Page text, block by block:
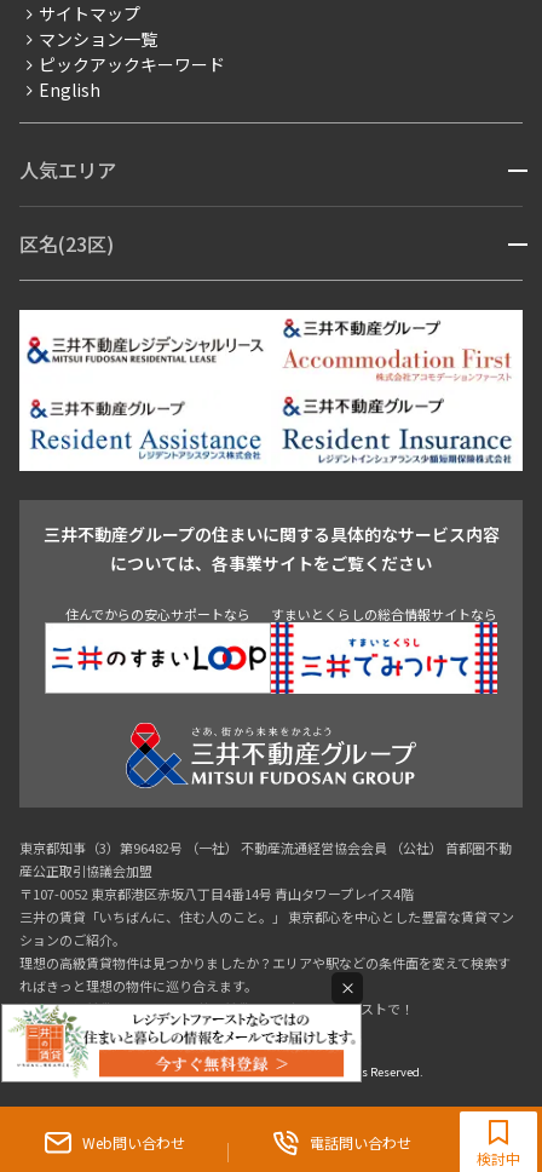
Web問い合わせ 電話問い合わせ
0120-321-719
9:30~18:00（水曜定休）
検討中
賃料改定
フリーレント
ペット可
ブランドマンション
サイトマップ
マンション一覧
ピックアックキーワード
English
人気エリア 開閉
青山・表参道・原宿
市ヶ谷・神楽坂・飯田橋
三田・芝・浜松町
芝浦・汐留・品川
月島・勝どき・豊洲
本郷・春日・小石川
目白・高田馬場・早稲田
池尻大橋・三軒茶屋
祐天寺・学芸大学・自由が丘
駒沢・用賀・二子玉川
成城・砧
池袋・板橋・王子
青山 渋谷 東京・大手町 新宿 品川
目黒・中目黒
区名(23区) 開閉
江東区 台東区 墨田区
中野区
豊島区
杉並区 板橋区 練馬区 荒川区
足立区
葛飾区
江戸川区
三井不動産グループの住まいに関する具体的なサービス内容
については、各事業サイトをご覧ください
住んでからの安心サポートなら すまいとくらしの総合情報サイトなら
東京都知事（3）第96482号 （一社） 不動産流通経営協会会員 （公社） 首都圏不動
産公正取引協議会加盟
〒107-0052 東京都港区赤坂八丁目4番14号 青山タワープレイス4階
三井の賃貸「いちばんに、住む人のこと。」 東京都心を中心とした豊富な賃貸マン
ションのご紹介。
理想の高級賃貸物件は見つかりましたか？エリアや駅などの条件面を変えて検索す
ればきっと理想の物件に巡り合えます。
都心の高級賃貸物件探しは[三井の賃貸]レジデントファーストで！
Copyright © RESIDENT FIRST Co.,Ltd. All Rights Reserved.
×